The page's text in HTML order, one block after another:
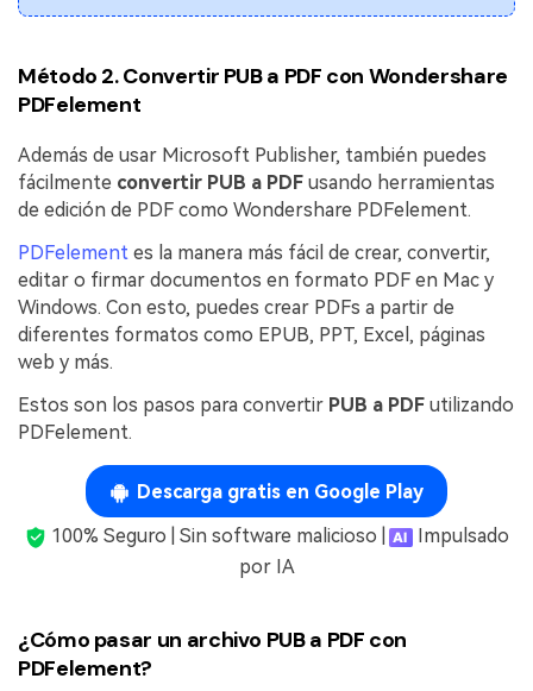
Método 2. Convertir PUB a PDF con Wondershare
PDFelement
Además de usar Microsoft Publisher, también puedes
fácilmente convertir PUB a PDF usando herramientas
de edición de PDF como Wondershare PDFelement.
PDFelement es la manera más fácil de crear, convertir,
editar o firmar documentos en formato PDF en Mac y
Windows. Con esto, puedes crear PDFs a partir de
diferentes formatos como EPUB, PPT, Excel, páginas
web y más.
Estos son los pasos para convertir PUB a PDF utilizando
PDFelement.
Descarga gratis en Google Play
100% Seguro | Sin software malicioso |
Impulsado
por IA
¿Cómo pasar un archivo PUB a PDF con
PDFelement?